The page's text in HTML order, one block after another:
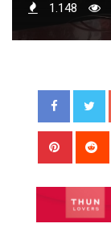
1.148
Pinterest